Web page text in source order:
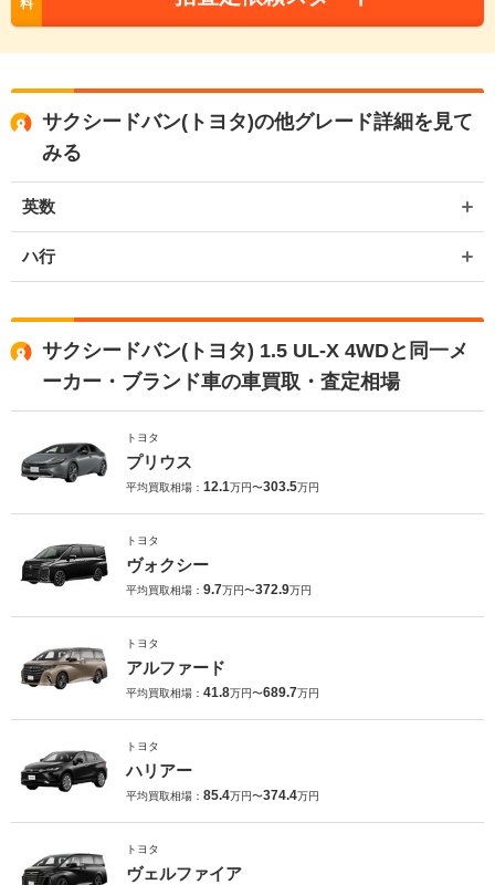
サクシードバン(トヨタ)の他グレード詳細を見て
みる
英数
ハ行
サクシードバン(トヨタ) 1.5 UL-X 4WDと同一メ
ーカー・ブランド車の車買取・査定相場
トヨタ
プリウス
平均買取相場： 12.1万円〜303.5万円
トヨタ
ヴォクシー
平均買取相場： 9.7万円〜372.9万円
トヨタ
アルファード
平均買取相場： 41.8万円〜689.7万円
トヨタ
ハリアー
平均買取相場： 85.4万円〜374.4万円
トヨタ
ヴェルファイア